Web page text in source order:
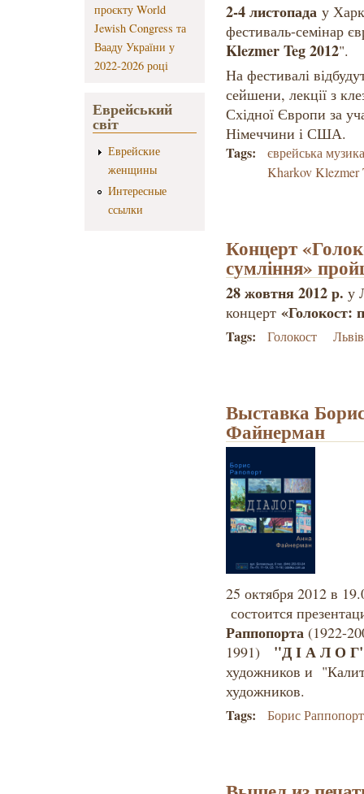
проєкту World
Jewish Congress та
Вааду України у
2022-2026 році
Еврейський
світ
Еврейские
женщины
Интересные
ссылки
2-4 листопадау
фестиваль-семінар
Klezmer Teg 2012".
На фестивалі
сейшени, лекції з
Східної Європи за
Німеччини і США.
Tags:
єврейська
Kharkov Klezmer
Концерт
сумління»
28 жовтня 2012 р. у
концерт «Голокост:
Tags: Голокост Львів
Выставка
Файнерман
25 октября 2012 в
состоится
Раппопорта (1922-
1991)
"Д І А Л О
художников и "
художников.
Tags: Борис Раппопорт